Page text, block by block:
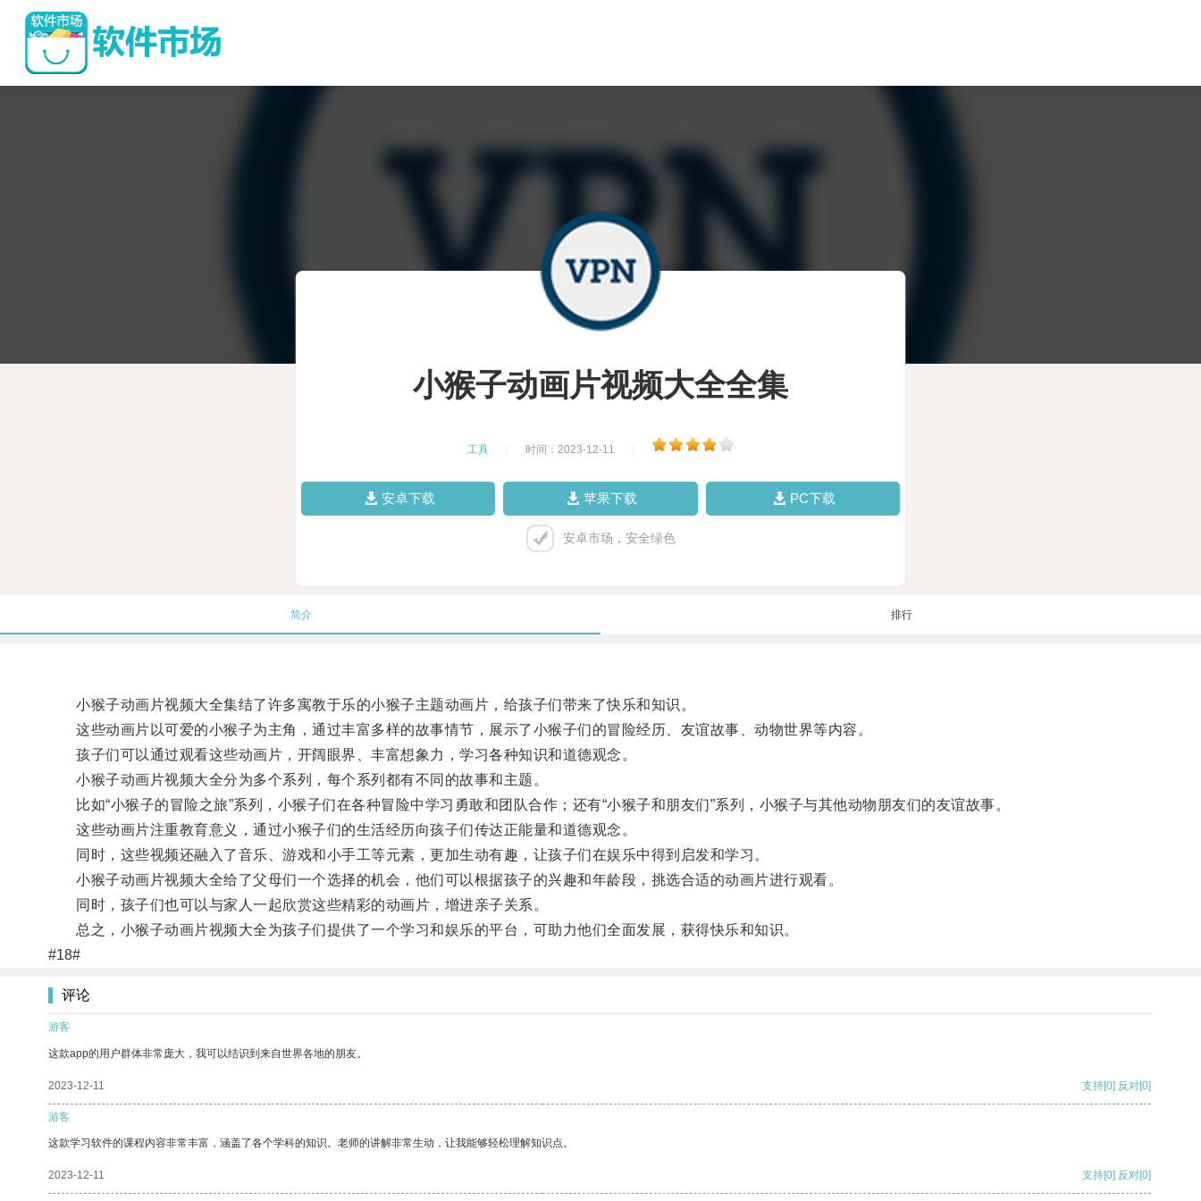
小猴子动画片视频大全全集
工具 时间：2023-12-11
安卓下载 苹果下载 PC下载
安卓市场，安全绿色
简介 排行
小猴子动画片视频大全集结了许多寓教于乐的小猴子主题动画片，给孩子们带来了快乐和知识。
这些动画片以可爱的小猴子为主角，通过丰富多样的故事情节，展示了小猴子们的冒险经历、友谊故事、动物世界等内容。
孩子们可以通过观看这些动画片，开阔眼界、丰富想象力，学习各种知识和道德观念。
小猴子动画片视频大全分为多个系列，每个系列都有不同的故事和主题。
比如“小猴子的冒险之旅”系列，小猴子们在各种冒险中学习勇敢和团队合作；还有“小猴子和朋友们”系列，小猴子与其他动物朋友们的友谊故事。
这些动画片注重教育意义，通过小猴子们的生活经历向孩子们传达正能量和道德观念。
同时，这些视频还融入了音乐、游戏和小手工等元素，更加生动有趣，让孩子们在娱乐中得到启发和学习。
小猴子动画片视频大全给了父母们一个选择的机会，他们可以根据孩子的兴趣和年龄段，挑选合适的动画片进行观看。
同时，孩子们也可以与家人一起欣赏这些精彩的动画片，增进亲子关系。
总之，小猴子动画片视频大全为孩子们提供了一个学习和娱乐的平台，可助力他们全面发展，获得快乐和知识。
#18#
评论
游客
这款app的用户群体非常庞大，我可以结识到来自世界各地的朋友。
2023-12-11 支持[0] 反对[0]
游客
这款学习软件的课程内容非常丰富，涵盖了各个学科的知识。老师的讲解非常生动，让我能够轻松理解知识点。
2023-12-11 支持[0] 反对[0]